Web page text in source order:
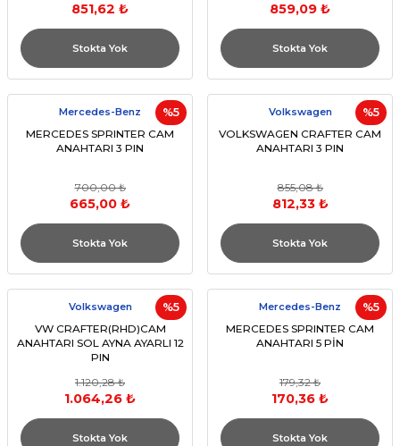
851,62 ₺
Stokta Yok
859,09 ₺
Stokta Yok
%5
Mercedes-Benz
MERCEDES SPRINTER CAM
ANAHTARI 3 PIN
700,00 ₺
665,00 ₺
Stokta Yok
%5
Volkswagen
VOLKSWAGEN CRAFTER CAM
ANAHTARI 3 PIN
855,08 ₺
812,33 ₺
Stokta Yok
%5
Volkswagen
VW CRAFTER(RHD)CAM
ANAHTARI SOL AYNA AYARLI 12
PIN
1.120,28 ₺
1.064,26 ₺
Stokta Yok
%5
Mercedes-Benz
MERCEDES SPRINTER CAM
ANAHTARI 5 PİN
179,32 ₺
170,36 ₺
Stokta Yok